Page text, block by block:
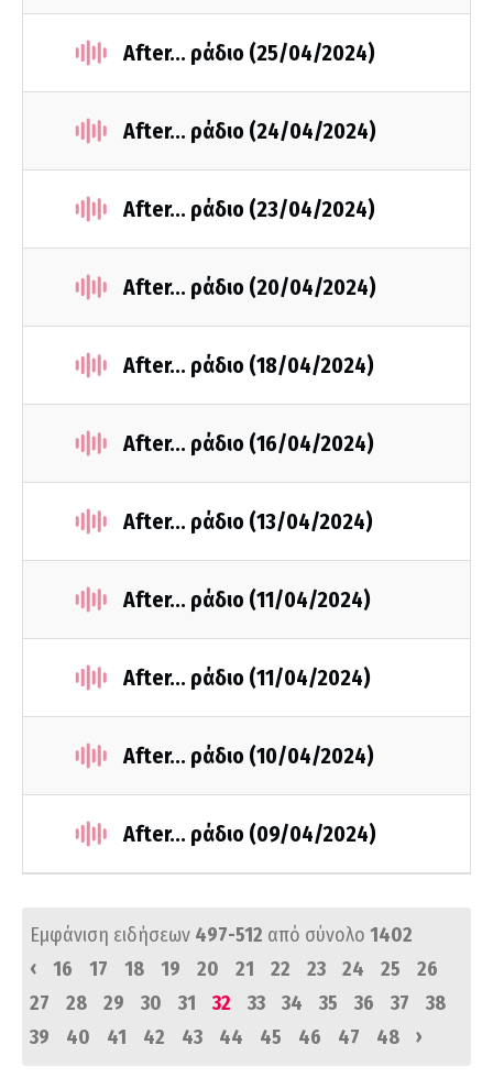
After... ράδιο (25/04/2024)
After... ράδιο (24/04/2024)
After... ράδιο (23/04/2024)
After... ράδιο (20/04/2024)
After... ράδιο (18/04/2024)
After... ράδιο (16/04/2024)
After... ράδιο (13/04/2024)
After... ράδιο (11/04/2024)
After... ράδιο (11/04/2024)
After... ράδιο (10/04/2024)
After... ράδιο (09/04/2024)
Εμφάνιση ειδήσεων 497-512 από σύνολο 1402
‹
16 17 18 19 20 21 22 23 24 25
26
27
28 29 30 31 32 33 34 35 36 37
38
39
40 41 42 43 44 45 46 47 48 ›